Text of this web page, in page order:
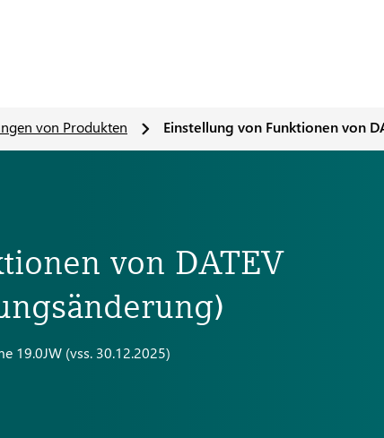
von Produkten Einstellung von Funktionen von
von DATEV
19.0JW (vss. 30.12.2025)